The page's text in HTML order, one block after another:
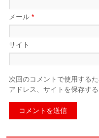
メール*
サイト
次回のコメントで使用する
アドレス、サイトを保存する